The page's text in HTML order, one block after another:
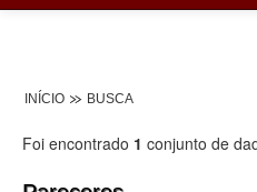
Lei de Acesso à Informação
INÍCIO BUSCA
Foi encontrado 1 conjunto de